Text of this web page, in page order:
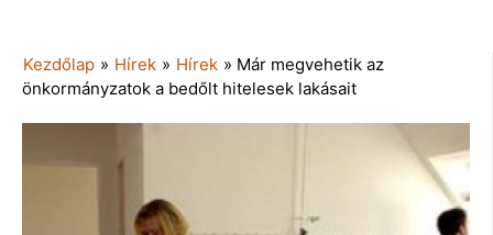
Kezdőlap » Hírek » Hírek » Már megvehetik az
önkormányzatok a bedőlt hitelesek lakásait